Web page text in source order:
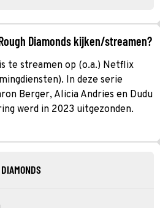
Diamonds kijken/streamen?
te streamen op (o.a.) Netflix
In deze serie
Berger, Alicia Andries en Dudu
werd in 2023 uitgezonden.